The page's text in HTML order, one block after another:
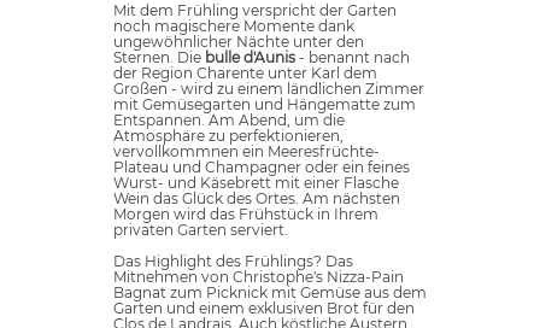
Mit dem Frühling verspricht der Garten
noch magischere Momente dank
ungewöhnlicher Nächte unter den
Sternen. Die bulle d'Aunis - benannt nach
der Region Charente unter Karl dem
Großen - wird zu einem ländlichen Zimmer
mit Gemüsegarten und Hängematte zum
Entspannen. Am Abend, um die
Atmosphäre zu perfektionieren,
vervollkommnen ein Meeresfrüchte-
Plateau und Champagner oder ein feines
Wurst- und Käsebrett mit einer Flasche
Wein das Glück des Ortes. Am nächsten
Morgen wird das Frühstück in Ihrem
privaten Garten serviert.
Das Highlight des Frühlings? Das
Mitnehmen von Christophe's Nizza-Pain
Bagnat zum Picknick mit Gemüse aus dem
Garten und einem exklusiven Brot für den
Clos de Landrais. Auch köstliche Austern